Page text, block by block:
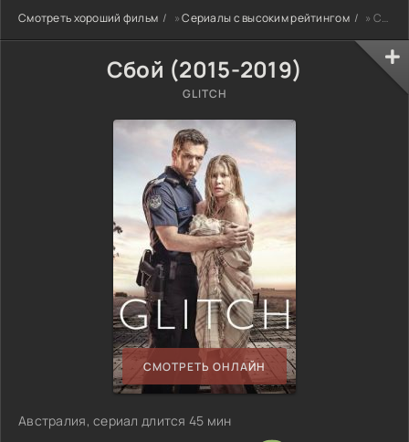
Смотреть хороший фильм »Сериалы с высоким рейтингом » Сбой (2015-2019)
Сбой (2015-2019)
GLITCH
СМОТРЕТЬ ОНЛАЙН
Австралия, сериал длится 45 мин